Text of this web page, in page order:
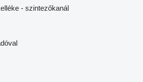
- szintezőkanál